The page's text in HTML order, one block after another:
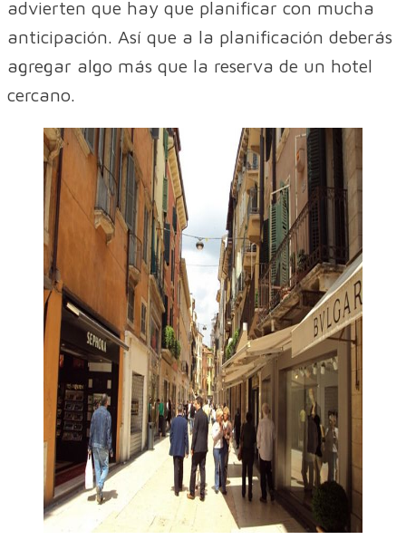
advierten que hay que planificar con mucha
anticipación. Así que a la planificación deberás
agregar algo más que la reserva de un hotel
cercano.